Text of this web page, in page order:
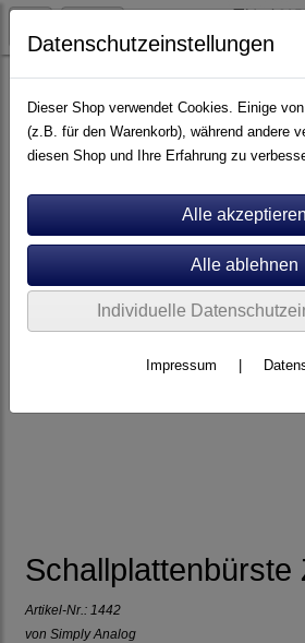
Artikel nach Marken P - Z Simply
Schallplattenbürste
Artikel-Nr.: 1442
von Simply Analog
Datenschutzeinstellungen
Dieser Shop verwendet Cookies. Einige
(z.B. für den Warenkorb), während andere
diesen Shop und Ihre Erfahrung zu
Individuelle
Impressum